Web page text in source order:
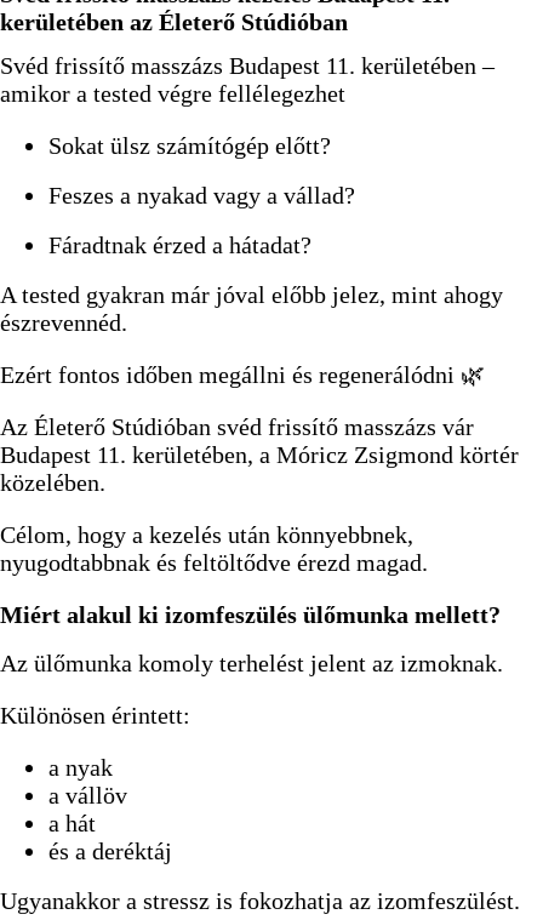
kerületében az Életerő Stúdióban
Svéd frissítő masszázs Budapest 11. kerületében –
amikor a tested végre fellélegezhet
Sokat ülsz számítógép előtt?
Feszes a nyakad vagy a vállad?
Fáradtnak érzed a hátadat?
A tested gyakran már jóval előbb jelez, mint ahogy
észrevennéd.
Ezért fontos időben megállni és regenerálódni 🌿
Az Életerő Stúdióban svéd frissítő masszázs vár
Budapest 11. kerületében, a Móricz Zsigmond körtér
közelében.
Célom, hogy a kezelés után könnyebbnek,
nyugodtabbnak és feltöltődve érezd magad.
Miért alakul ki izomfeszülés ülőmunka mellett?
Az ülőmunka komoly terhelést jelent az izmoknak.
Különösen érintett:
a nyak
a vállöv
a hát
és a deréktáj
Ugyanakkor a stressz is fokozhatja az izomfeszülést.